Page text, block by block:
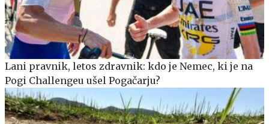
Lani pravnik, letos zdravnik: kdo je Nemec, ki je na
Pogi Challengeu ušel Pogačarju?